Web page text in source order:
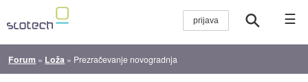
☰
Forum » Loža » Prezračevanje novogradnja